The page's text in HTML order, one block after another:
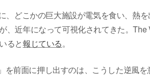
、どこかの巨大施設が電気を食い、熱
、近年になって可視化されてきた。
ると報じている。
を前面に押し出すのは、こうした逆風